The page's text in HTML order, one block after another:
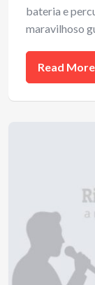
bateria e
maravilhoso
Read More